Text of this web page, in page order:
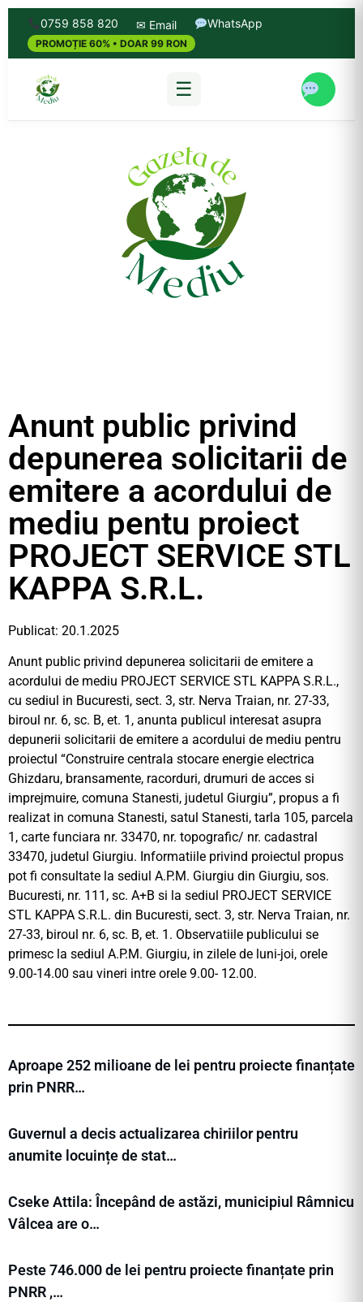
0759 858 820 ✉ Email WhatsApp
PROMOȚIE 60% • DOAR 99 RON
☰
Anunt public privind
depunerea solicitarii de
emitere a acordului de
mediu pentu proiect
PROJECT SERVICE STL
KAPPA S.R.L.
Publicat: 20.1.2025
Anunt public privind depunerea solicitarii de emitere a
acordului de mediu PROJECT SERVICE STL KAPPA S.R.L.,
cu sediul in Bucuresti, sect. 3, str. Nerva Traian, nr. 27-33,
biroul nr. 6, sc. B, et. 1, anunta publicul interesat asupra
depunerii solicitarii de emitere a acordului de mediu pentru
proiectul “Construire centrala stocare energie electrica
Ghizdaru, bransamente, racorduri, drumuri de acces si
imprejmuire, comuna Stanesti, judetul Giurgiu”, propus a fi
realizat in comuna Stanesti, satul Stanesti, tarla 105, parcela
1, carte funciara nr. 33470, nr. topografic/ nr. cadastral
33470, judetul Giurgiu. Informatiile privind proiectul propus
pot fi consultate la sediul A.P.M. Giurgiu din Giurgiu, sos.
Bucuresti, nr. 111, sc. A+B si la sediul PROJECT SERVICE
STL KAPPA S.R.L. din Bucuresti, sect. 3, str. Nerva Traian, nr.
27-33, biroul nr. 6, sc. B, et. 1. Observatiile publicului se
primesc la sediul A.P.M. Giurgiu, in zilele de luni-joi, orele
9.00-14.00 sau vineri intre orele 9.00- 12.00.
Aproape 252 milioane de lei pentru proiecte finanțate
prin PNRR…
Guvernul a decis actualizarea chiriilor pentru
anumite locuințe de stat…
Cseke Attila: Începând de astăzi, municipiul Râmnicu
Vâlcea are o…
Peste 746.000 de lei pentru proiecte finanțate prin
PNRR ,…